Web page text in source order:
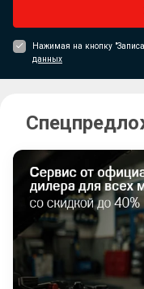
Нажимая на кнопку
данных